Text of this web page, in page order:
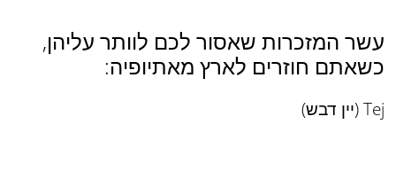
עשר המזכרות שאסור לכם לוותר עליהן,
כשאתם חוזרים לארץ מאתיופיה:
Tej (יין דבש)